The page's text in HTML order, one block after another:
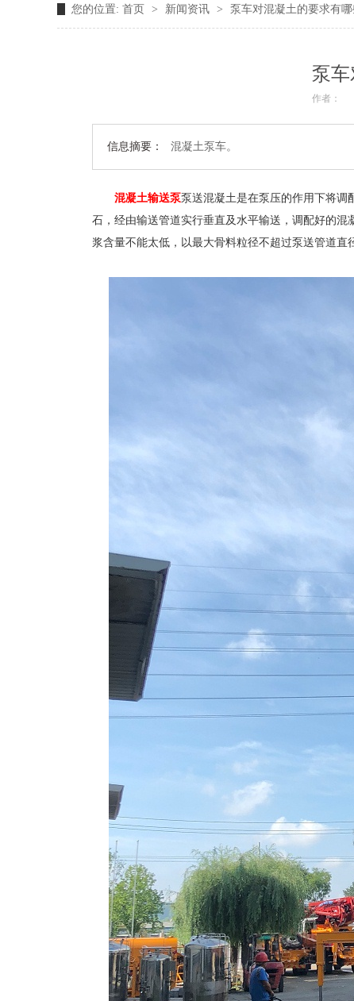
您的位置: 首页 > 新闻资讯 > 泵车对混凝土的要求有
泵
作者：
信息摘要： 混凝土泵车。
混凝土输送泵泵送混凝土是在泵压的作用下将调
石，经由输送管道实行垂直及水平输送，调配好的
浆含量不能太低，以最大骨料粒径不超过泵送管道直